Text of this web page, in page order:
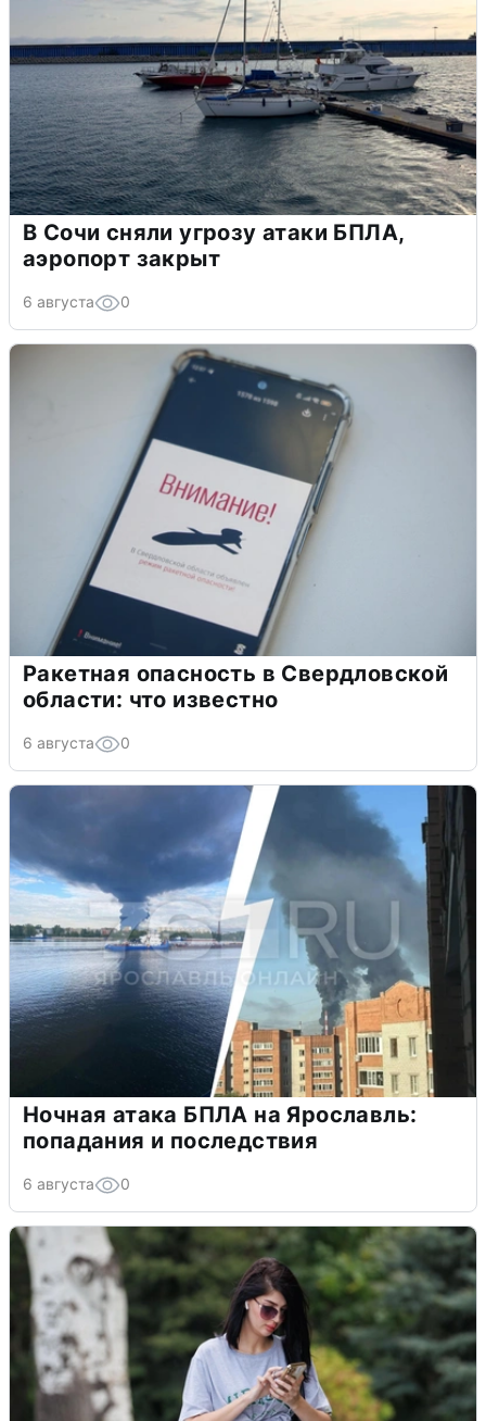
В Сочи сняли угрозу атаки БПЛА,
аэропорт закрыт
6 августа 0
Ракетная опасность в Свердловской
области: что известно
6 августа 0
Ночная атака БПЛА на Ярославль:
попадания и последствия
6 августа 0